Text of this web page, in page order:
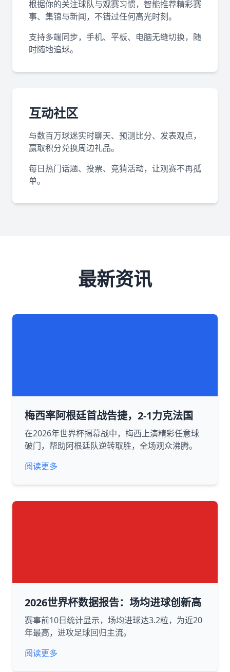
根据你的关注球队与观赛习惯，智能推荐精彩赛
事、集锦与新闻，不错过任何高光时刻。
支持多端同步，手机、平板、电脑无缝切换，随
时随地追球。
互动社区
与数百万球迷实时聊天、预测比分、发表观点，
赢取积分兑换周边礼品。
每日热门话题、投票、竞猜活动，让观赛不再孤
单。
最新资讯
梅西率阿根廷首战告捷，2-1力克法国
在2026年世界杯揭幕战中，梅西上演精彩任意球
破门，帮助阿根廷队逆转取胜，全场观众沸腾。
阅读更多
2026世界杯数据报告：场均进球创新高
赛事前10日统计显示，场均进球达3.2粒，为近20
年最高，进攻足球回归主流。
阅读更多